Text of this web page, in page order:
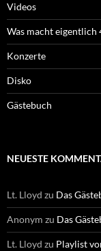
Videos
Was macht eigentlich
Konzerte
Disko
Gästebuch
NEUESTE
Lt. Lloyd zu Das
Anonym zu Das
Lt. Lloyd zu Playlist